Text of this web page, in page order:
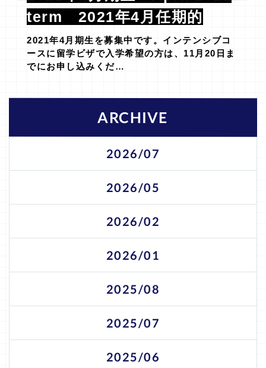
term 2021年4月任期的
2021年4月期生を募集中です。インテンシブコ
ースに留学ビザで入学希望の方は、11月20日ま
でにお申し込みくだ…
ARCHIVE
2026/07
2026/05
2026/02
2026/01
2025/08
2025/07
2025/06